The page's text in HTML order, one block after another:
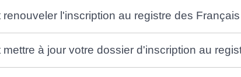
renouveler l'inscription au registre des
mettre à jour votre dossier d'inscription au